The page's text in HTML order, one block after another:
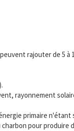
rajouter de 5 à
rayonnement
primaire
pour produire